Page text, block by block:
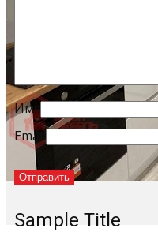
Sample Title
Имя
Email